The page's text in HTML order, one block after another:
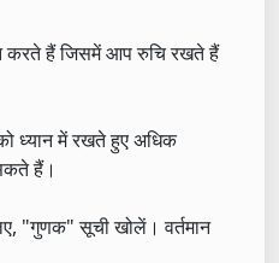
करते हैं जिसमें आप रुचि रखते हैं
ध्यान में रखते हुए अधिक
हैं।
"गुणक" सूची खोलें। वर्तमान